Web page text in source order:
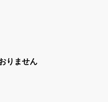
りません